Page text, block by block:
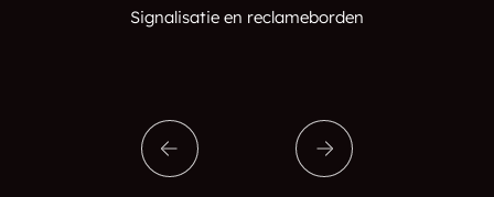
Signalisatie en reclameborden